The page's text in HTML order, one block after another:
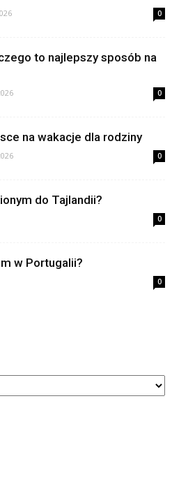
0
to najlepszy sposób na
0
na wakacje dla rodziny
0
do Tajlandii?
0
w Portugalii?
0